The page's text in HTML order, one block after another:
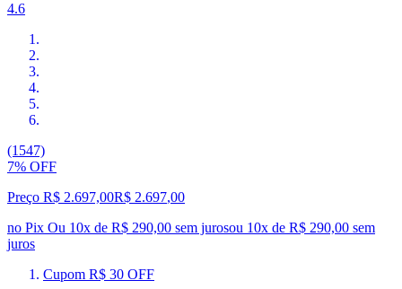
4.6
(1547)
7% OFF
Preço R$ 2.697,00R$ 2.697,00
no Pix Ou 10x de R$ 290,00 sem jurosou 10x de R$ 290,00 sem
juros
Cupom R$ 30 OFF